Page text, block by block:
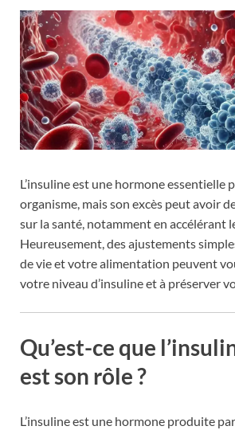
L’insuline est une hormone essentielle
organisme, mais son excès peut avoir
sur la santé, notamment en accélérant
Heureusement, des ajustements
de vie et votre alimentation peuvent
votre niveau d’insuline et à préserver
Qu’est-ce que
est son rôle ?
L’insuline est une hormone produite